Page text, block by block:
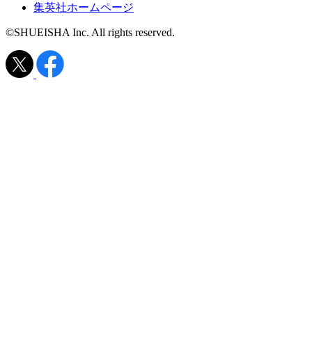
集英社ホームページ
©SHUEISHA Inc. All rights reserved.